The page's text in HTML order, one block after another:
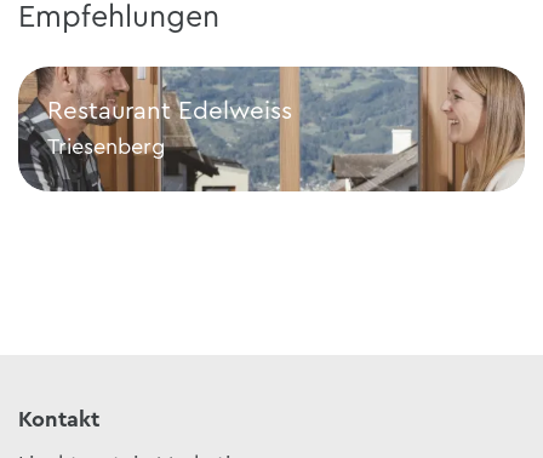
Empfehlungen
Restaurant Edelweiss
Triesenberg
Restaurant Edelweiss
Kontakt